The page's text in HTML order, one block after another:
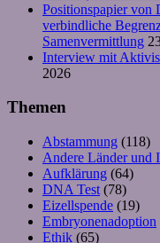
Positionspapier von
verbindliche
Samenvermittlung
Interview mit
2026
Themen
Abstammung (118)
Andere Länder und
Aufklärung (64)
DNA Test (78)
Eizellspende (19)
Embryonenadoption
Ethik (65)